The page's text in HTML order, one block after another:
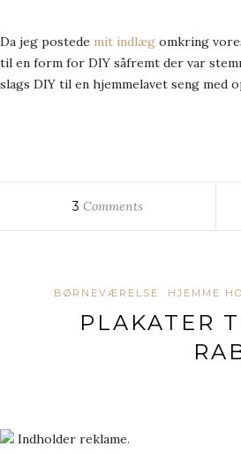
Da jeg postede mit indlæg omkring
til en form for DIY såfremt der var
slags DIY til en hjemmelavet seng med
3 Comments
BØRNEVÆRELSE HJEMME
PLAKATER
Indholder reklame.